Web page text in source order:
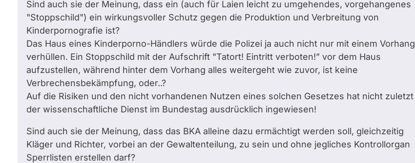
Sind auch sie der Meinung, dass ein (auch für Laien leicht zu umgehendes, vorgehangenes
"Stoppschild") ein wirkungsvoller Schutz gegen die Produktion und Verbreitung von
Kinderpornografie ist?
Das Haus eines Kinderporno-Händlers würde die Polizei ja auch nicht nur mit einem Vorhang
verhüllen. Ein Stoppschild mit der Aufschrift "Tatort! Eintritt verboten!” vor dem Haus
aufzustellen, während hinter dem Vorhang alles weitergeht wie zuvor, ist keine
Verbrechensbekämpfung, oder..?
Auf die Risiken und den nicht vorhandenen Nutzen eines solchen Gesetzes hat nicht zuletzt
der wissenschaftliche Dienst im Bundestag ausdrücklich ingewiesen!
Sind auch sie der Meinung, dass das BKA alleine dazu ermächtigt werden soll, gleichzeitig
Kläger und Richter, vorbei an der Gewaltenteilung, zu sein und ohne jegliches Kontrollorgan
Sperrlisten erstellen darf?